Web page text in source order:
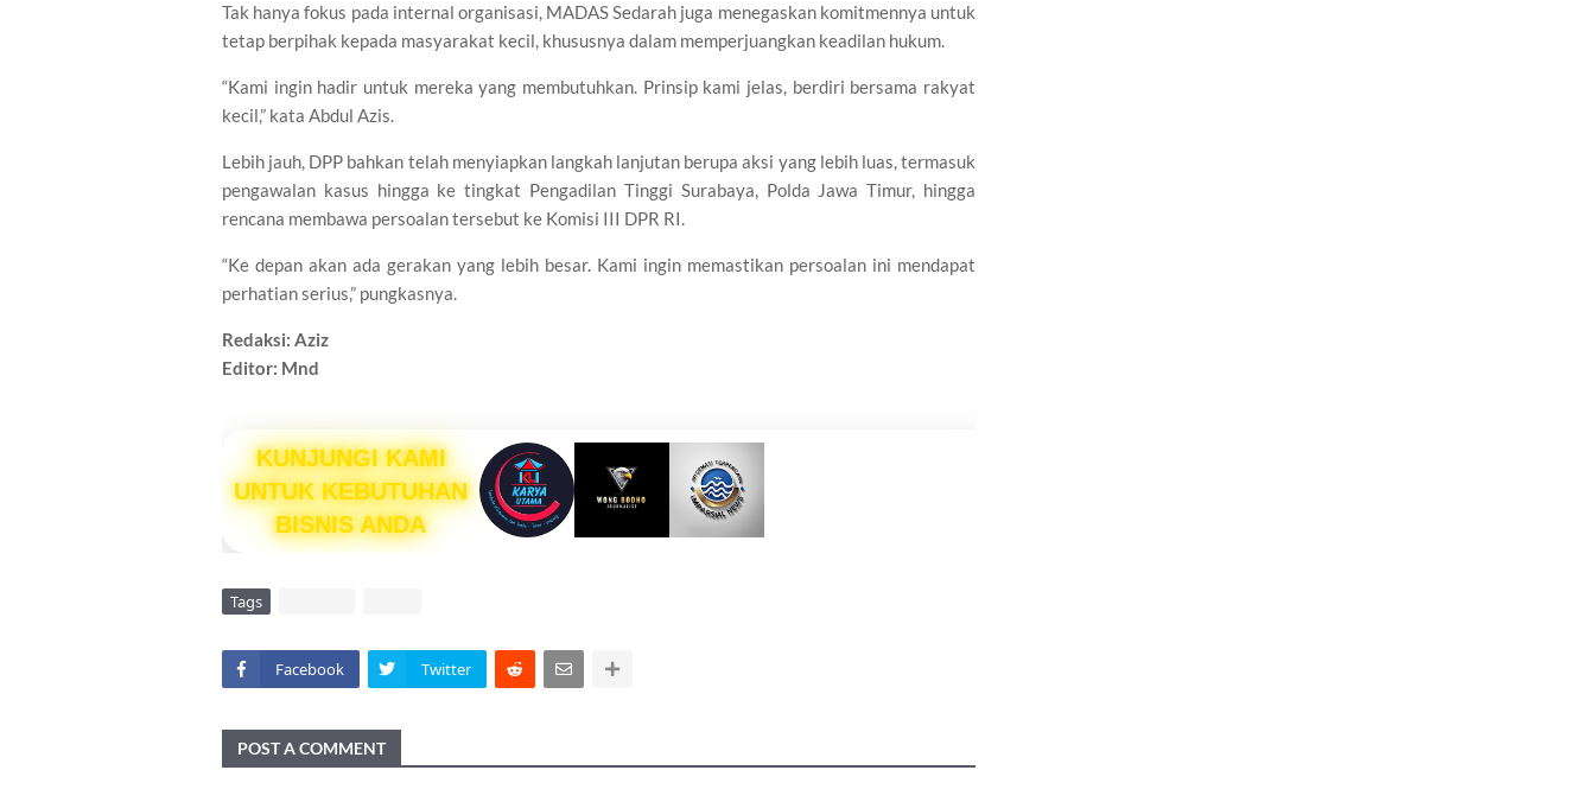
Tak hanya fokus pada internal organisasi, MADAS Sedarah juga menegaskan komitmennya untuk
tetap berpihak kepada masyarakat kecil, khususnya dalam memperjuangkan keadilan hukum.
“Kami ingin hadir untuk mereka yang membutuhkan. Prinsip kami jelas, berdiri bersama rakyat
kecil,” kata Abdul Azis.
Lebih jauh, DPP bahkan telah menyiapkan langkah lanjutan berupa aksi yang lebih luas, termasuk
pengawalan kasus hingga ke tingkat Pengadilan Tinggi Surabaya, Polda Jawa Timur, hingga
rencana membawa persoalan tersebut ke Komisi III DPR RI.
“Ke depan akan ada gerakan yang lebih besar. Kami ingin memastikan persoalan ini mendapat
perhatian serius,” pungkasnya.
Redaksi: Aziz
Editor: Mnd
KUNJUNGI KAMI
UNTUK KEBUTUHAN
BISNIS ANDA
Tags
Facebook Twitter
POST A COMMENT